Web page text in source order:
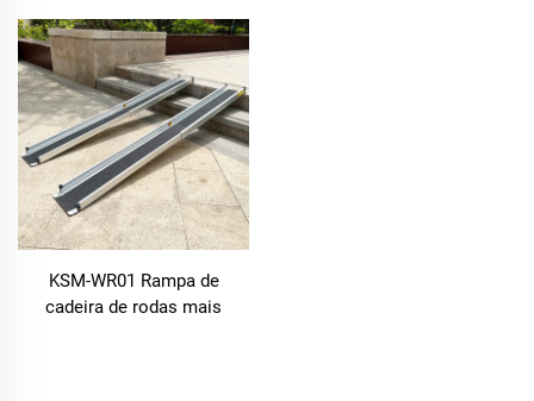
deficientes, rampa portátil de
cadeira de rodas
personalizada de fábrica
para scooters para
deficientes
KSM-WR01 Rampa de
cadeira de rodas mais